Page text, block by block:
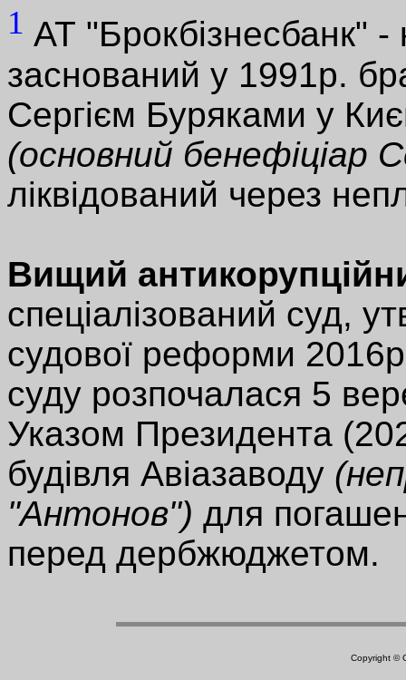
1 АТ "Брокбізнесбанк" -
заснований у 1991р.
Сергієм Буряками у
(основний бенефіціар
ліквідований через
Вищий
спеціалізований суд,
судової реформи
суду розпочалася 5
Указом Президента
будівля Авіазаводу
"Антонов") для
перед дербжюджетом.
Copyright ©